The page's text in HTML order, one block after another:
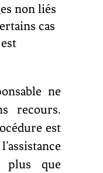
non liés
cas
ne
recours.
est
plus que